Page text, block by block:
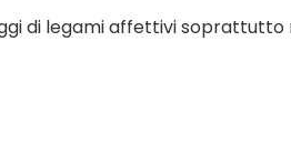
di legami affettivi soprattutto